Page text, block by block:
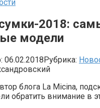
2018:
модели
06.02.2018Рубрика:
блога La Micina,
обратить внимание в